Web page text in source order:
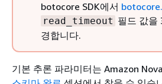
botocore SDK에서
read_timeout 필드 값을
경합니다.
기본 추론 파라미터는 Amazon